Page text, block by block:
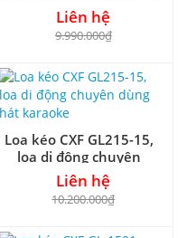
suất max 650W
Liên hệ
9.990.000₫
Loa kéo CXF GL215-15,
loa di động chuyên
dùng hát karaoke
Liên hệ
10.200.000₫